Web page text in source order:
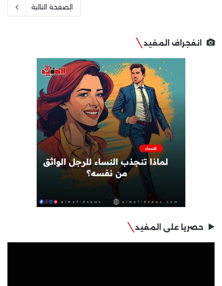
الصفحة التالية
انفجراف المفيد
حصريا على المفيد